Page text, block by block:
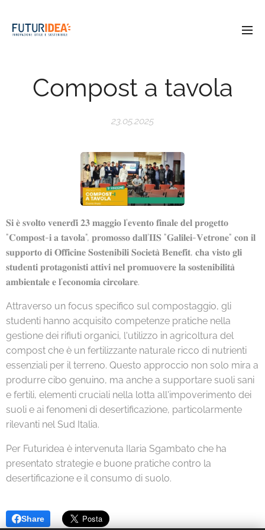
Compost a tavola
23.05.2025
𝐒𝐢 𝐞̀ 𝐬𝐯𝐨𝐥𝐭𝐨 𝐯𝐞𝐧𝐞𝐫𝐝𝐢̀ 𝟐𝟑 𝐦𝐚𝐠𝐠𝐢𝐨 𝐥'𝐞𝐯𝐞𝐧𝐭𝐨 𝐟𝐢𝐧𝐚𝐥𝐞 𝐝𝐞𝐥 𝐩𝐫𝐨𝐠𝐞𝐭𝐭𝐨
"𝐂𝐨𝐦𝐩𝐨𝐬𝐭-𝐢 𝐚 𝐭𝐚𝐯𝐨𝐥𝐚", 𝐩𝐫𝐨𝐦𝐨𝐬𝐬𝐨 𝐝𝐚𝐥𝐥'𝐈𝐈𝐒 "𝐆𝐚𝐥𝐢𝐥𝐞𝐢-𝐕𝐞𝐭𝐫𝐨𝐧𝐞" 𝐜𝐨𝐧 𝐢𝐥
𝐬𝐮𝐩𝐩𝐨𝐫𝐭𝐨 𝐝𝐢 𝐎𝐟𝐟𝐢𝐜𝐢𝐧𝐞 𝐒𝐨𝐬𝐭𝐞𝐧𝐢𝐛𝐢𝐥𝐢 𝐒𝐨𝐜𝐢𝐞𝐭𝐚̀ 𝐁𝐞𝐧𝐞𝐟𝐢𝐭, 𝐜𝐡𝐚 𝐯𝐢𝐬𝐭𝐨 𝐠𝐥𝐢
𝐬𝐭𝐮𝐝𝐞𝐧𝐭𝐢 𝐩𝐫𝐨𝐭𝐚𝐠𝐨𝐧𝐢𝐬𝐭𝐢 𝐚𝐭𝐭𝐢𝐯𝐢 𝐧𝐞𝐥 𝐩𝐫𝐨𝐦𝐮𝐨𝐯𝐞𝐫𝐞 𝐥𝐚 𝐬𝐨𝐬𝐭𝐞𝐧𝐢𝐛𝐢𝐥𝐢𝐭𝐚̀
𝐚𝐦𝐛𝐢𝐞𝐧𝐭𝐚𝐥𝐞 𝐞 𝐥'𝐞𝐜𝐨𝐧𝐨𝐦𝐢𝐚 𝐜𝐢𝐫𝐜𝐨𝐥𝐚𝐫𝐞.
Attraverso un focus specifico sul compostaggio, gli
studenti hanno acquisito competenze pratiche nella
gestione dei rifiuti organici, l'utilizzo in agricoltura del
compost che è un fertilizzante naturale ricco di nutrienti
essenziali per il terreno. Questo approccio non solo mira a
produrre cibo genuino, ma anche a supportare suoli sani
e fertili, elementi cruciali nella lotta all'impoverimento dei
suoli e ai fenomeni di desertificazione, particolarmente
rilevanti nel Sud Italia.
Per Futuridea è intervenuta Ilaria Sgambato che ha
presentato strategie e buone pratiche contro la
desertificazione e il consumo di suolo.
Share